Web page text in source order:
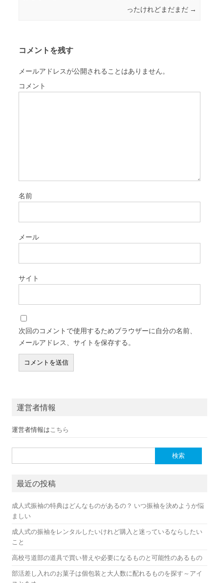
ったけれどまだまだ →
コメントを残す
メールアドレスが公開されることはありません。
コメント
名前
メール
サイト
次回のコメントで使用するためブラウザーに自分の名前、
メールアドレス、サイトを保存する。
運営者情報
運営者情報は こちら
最近の投稿
成人式振袖の特典はどんなものがあるの？ いつ振袖を決めようか悩
ましい
成人式の振袖をレンタルしたいけれど購入と迷っているならしたい
こと
高校弓道部の道具で買い替えや必要になるものと可能性のあるもの
部活差し入れのお菓子は個包装と大人数に配れるものを探す～アイ